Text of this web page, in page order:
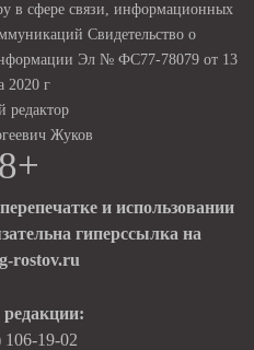
в сфере связи, информационных
Свидетельство о
Эл № ФС77-78079 от 13
2020 г
редактор
Жуков
и использовании
гиперссылка на
rostov.ru
106-19-02